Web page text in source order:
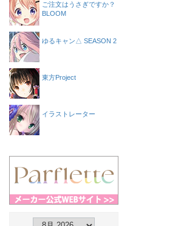
ご注文はうさぎですか？
BLOOM
ゆるキャン△ SEASON 2
東方Project
イラストレーター